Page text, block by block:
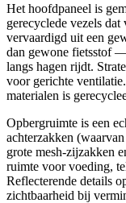
Het hoofdpaneel is
gerecyclede vezels
vervaardigd uit een
dan gewone fietsstof
langs hagen rijdt.
voor gerichte
materialen is
Opbergruimte is een
achterzakken
grote mesh-zijzakken
ruimte voor voeding,
Reflecterende details
zichtbaarheid bij